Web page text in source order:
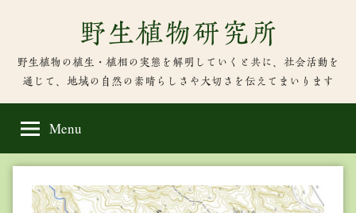
content
野生植物研究所
野生植物の植生・植相の実態を解明していくと共に、社会活動を
通じて、地域の自然の素晴らしさや大切さを伝えてまいります
Menu